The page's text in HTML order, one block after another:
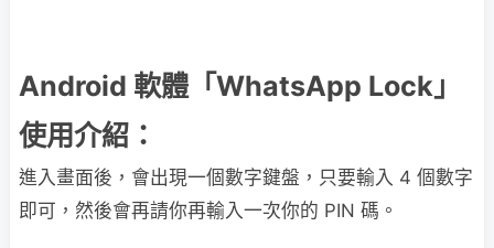
Android 軟體「WhatsApp Lock」
使用介紹：
進入畫面後，會出現一個數字鍵盤，只要輸入 4 個數字
即可，然後會再請你再輸入一次你的 PIN 碼。